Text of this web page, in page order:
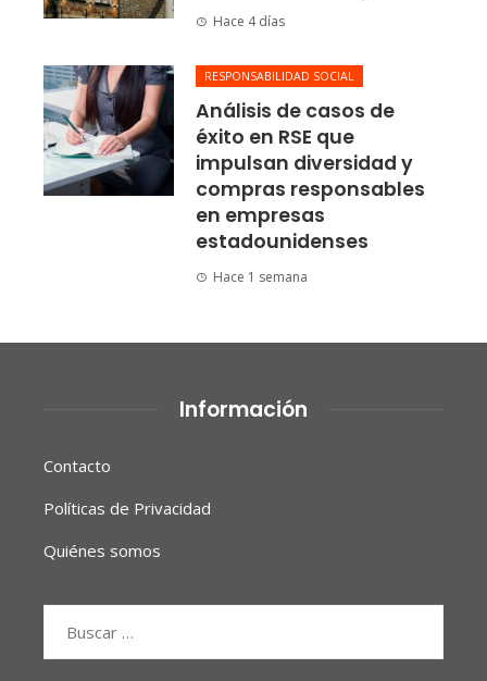
Hace 4 días
RESPONSABILIDAD SOCIAL
Análisis de casos de
éxito en RSE que
impulsan diversidad y
compras responsables
en empresas
estadounidenses
Hace 1 semana
Información
Contacto
Políticas de Privacidad
Quiénes somos